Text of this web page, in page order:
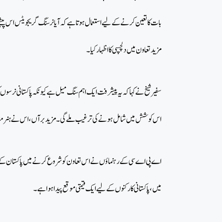
بات کا تعین کرنے کے لیے استعمال ہوتا ہے کہ آیا نرسنگ گریجویٹس اس
مزید تعاون میں دلچسپی کا اظہار کیا۔
سفیر شیخ نے کہا کہ یہ پیشرفت ایک اہم سنگ میل ہے کیونکہ پاکستانی
اس کوشش میں شامل ہونے کی ترغیب ملے گی۔ مزید برآں، اس نے ہنر مند
اے پی اے سی کے رہنماؤں نے اس تعاون کو شروع کرنے میں پاکستان کے
میں، پاکستانی کارکنوں کے لیے ایک قیمتی موقع پیدا ہوا ہے۔